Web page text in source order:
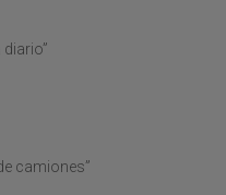
camiones”